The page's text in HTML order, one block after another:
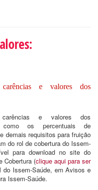
e valores dos
e valores dos
como os percentuais de
demais requisitos para fruição
do rol de cobertura do Issem-
para download no site do
Cobertura (clique aqui para ser
do Issem-Saúde, em Avisos e
Issem-Saúde.